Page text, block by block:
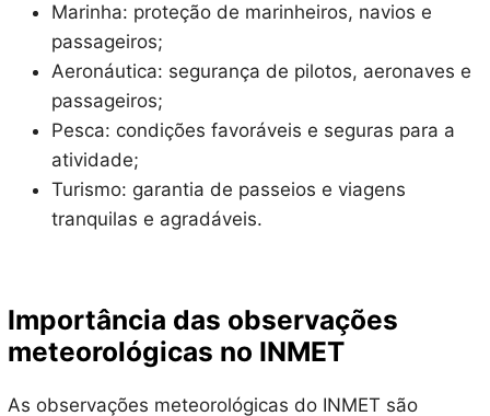
Marinha: proteção de marinheiros, navios e
passageiros;
Aeronáutica: segurança de pilotos, aeronaves e
passageiros;
Pesca: condições favoráveis e seguras para a
atividade;
Turismo: garantia de passeios e viagens
tranquilas e agradáveis.
Importância das observações
meteorológicas no INMET
As observações meteorológicas do INMET são